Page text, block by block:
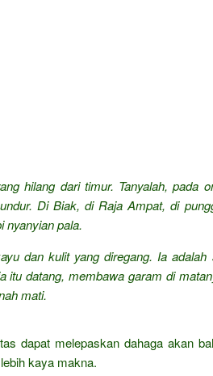
hilang dari timur. Tanyalah, pada
Di Biak, di Raja Ampat, di
nyanyian pala.
dan kulit yang diregang. Ia
itu datang, membawa garam di
mati.
dapat melepaskan dahaga akan
kaya makna.